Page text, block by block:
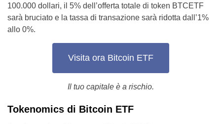
100.000 dollari, il 5% dell’offerta totale di token BTCETF
sarà bruciato e la tassa di transazione sarà ridotta dall’1%
allo 0%.
Visita ora Bitcoin ETF
Il tuo capitale è a rischio.
Tokenomics di Bitcoin ETF